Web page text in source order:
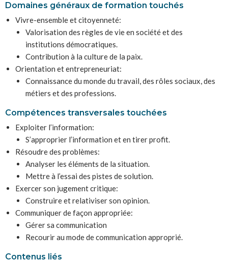
Domaines généraux de formation touchés
Vivre-ensemble et citoyenneté:
Valorisation des règles de vie en société et des
institutions démocratiques.
Contribution à la culture de la paix.
Orientation et entrepreneuriat:
Connaissance du monde du travail, des rôles sociaux, des
métiers et des professions.
Compétences transversales touchées
Exploiter l’information:
S’approprier l’information et en tirer profit.
Résoudre des problèmes:
Analyser les éléments de la situation.
Mettre à l’essai des pistes de solution.
Exercer son jugement critique:
Construire et relativiser son opinion.
Communiquer de façon appropriée:
Gérer sa communication
Recourir au mode de communication approprié.
Contenus liés